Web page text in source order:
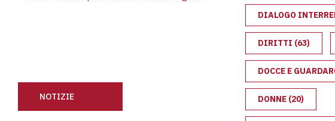
NOTIZIE
DIALOGO
DIRITTI (63)
DOCCE E
DONNE (20)